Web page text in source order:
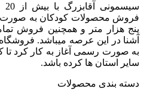
فروش محصولات کودکان به
پنج هزار متر و همچنین فروش
به صورت رسمی آغاز به کار کرد تا
سایر استان ها کرده باشد.
دسته بندی محصولات